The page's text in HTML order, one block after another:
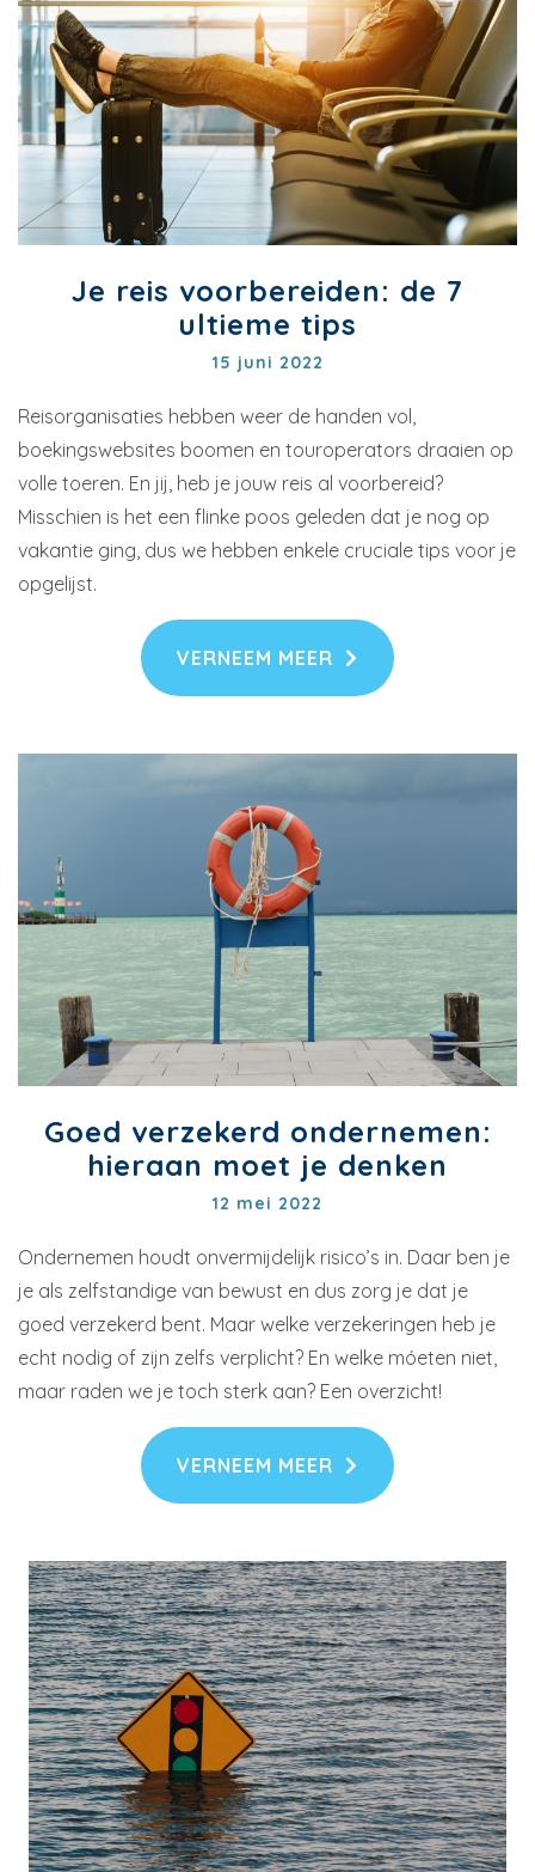
Je reis voorbereiden: de 7
ultieme tips
15 juni 2022
Reisorganisaties hebben weer de handen vol,
boekingswebsites boomen en touroperators draaien op
volle toeren. En jij, heb je jouw reis al voorbereid?
Misschien is het een flinke poos geleden dat je nog op
vakantie ging, dus we hebben enkele cruciale tips voor je
opgelijst.
VERNEEM MEER
Goed verzekerd ondernemen:
hieraan moet je denken
12 mei 2022
Ondernemen houdt onvermijdelijk risico’s in. Daar ben je
je als zelfstandige van bewust en dus zorg je dat je
goed verzekerd bent. Maar welke verzekeringen heb je
echt nodig of zijn zelfs verplicht? En welke móeten niet,
maar raden we je toch sterk aan? Een overzicht!
VERNEEM MEER